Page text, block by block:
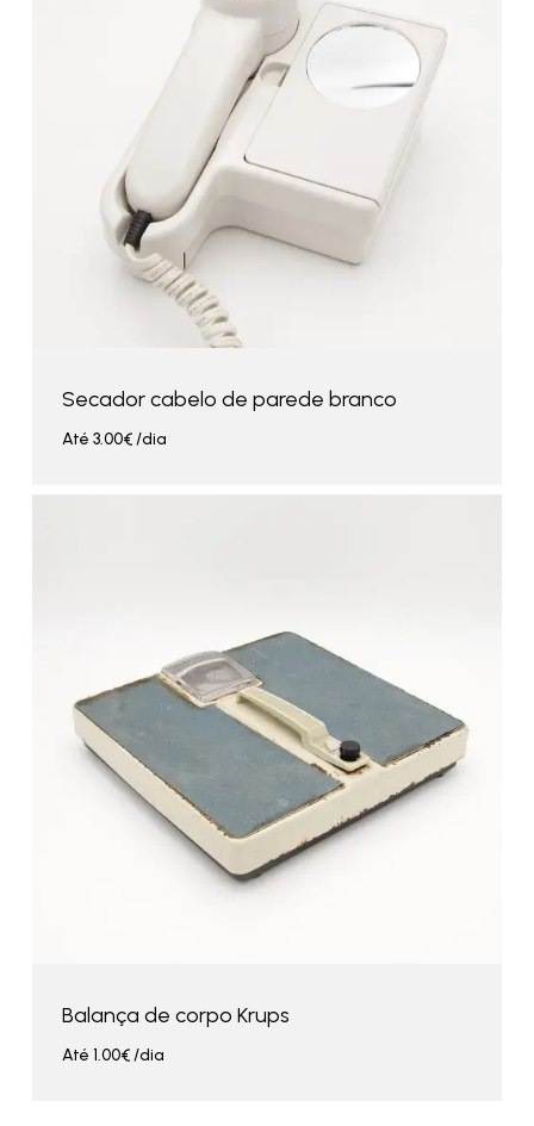
Secador cabelo de parede branco
Até 3.00€/dia
Balança de corpo Krups
Até 1.00€/dia